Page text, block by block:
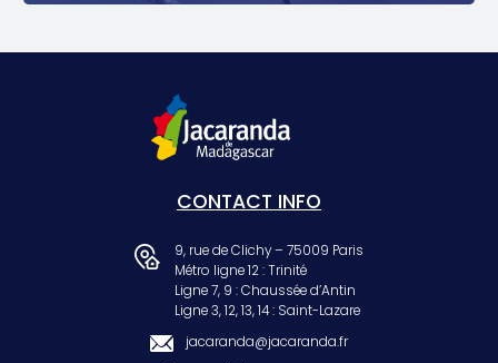
CONTACT INFO
9, rue de Clichy – 75009 Paris
Métro ligne 12 : Trinité
Ligne 7, 9 : Chaussée d’Antin
Ligne 3, 12, 13, 14 : Saint-Lazare
jacaranda@jacaranda.fr